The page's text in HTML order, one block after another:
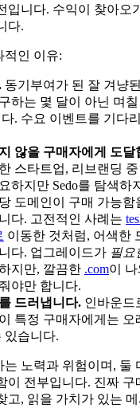
입니다. 수익이 찾아오
다.
적인 이유:
동기부여가 된 잘 겨냥
하는 몇 달이 아닌 며
. 수요 이벤트를 기다
않을 구매자에게 도달
스타트업, 리브랜딩
하지만 Sedo를 탐색하
도메인이 구매 가능함
다. 고전적인 사례는
이동한 것처럼, 어색한
다. 업그레이드가 필요
지만, 깔끔한 .com이
야만 합니다.
드러냅니다. 인바운드
특정 구매자에게는
있습니다.
노력과 위험이며, 둘
이 전부입니다. 진짜 구
고, 읽을 가치가 있는